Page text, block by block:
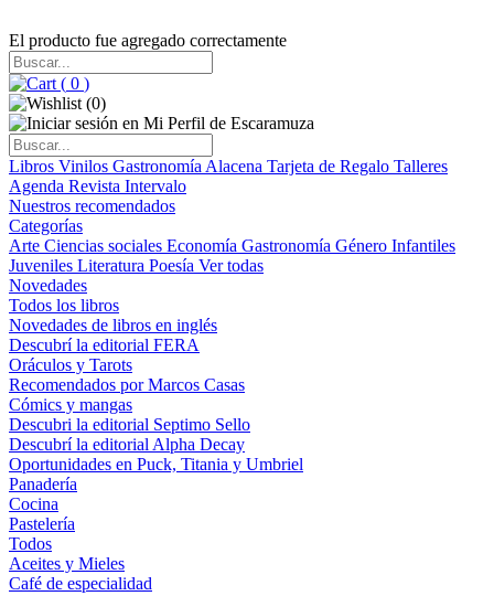
El producto fue agregado correctamente
( 0 )
(0)
Libros Vinilos Gastronomía Alacena Tarjeta de Regalo Talleres
Agenda Revista Intervalo
Nuestros recomendados
Categorías
Arte Ciencias sociales Economía Gastronomía Género Infantiles
Juveniles Literatura Poesía Ver todas
Novedades
Todos los libros
Novedades de libros en inglés
Descubrí la editorial FERA
Oráculos y Tarots
Recomendados por Marcos Casas
Cómics y mangas
Descubri la editorial Septimo Sello
Descubrí la editorial Alpha Decay
Oportunidades en Puck, Titania y Umbriel
Panadería
Cocina
Pastelería
Todos
Aceites y Mieles
Café de especialidad